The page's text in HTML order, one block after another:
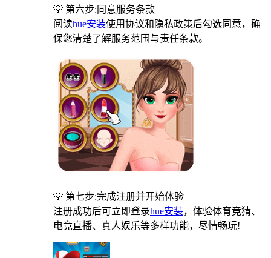
💡 第六步:同意服务条款
阅读hue安装使用协议和隐私政策后勾选同意，确
保您清楚了解服务范围与责任条款。
💡 第七步:完成注册并开始体验
注册成功后可立即登录hue安装，体验体育竞猜、
电竞直播、真人娱乐等多样功能，尽情畅玩!